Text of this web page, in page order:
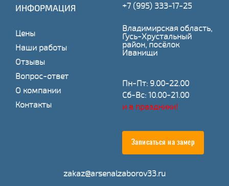
ИНФОРМАЦИЯ
Цены
Наши работы
Отзывы
Вопрос-ответ
О компании
Контакты
+7 (995) 333-17-25
Владимирская область,
Гусь-Хрустальный
район, посёлок
Иванищи
Пн-Пт: 9.00-22.00
Сб-Вс: 10.00-21.00
и в праздники!
Записаться на замер
zakaz@arsenalzaborov33.ru